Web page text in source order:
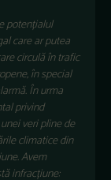
potențialul
care ar putea
circulă în trafic
în special
În urma
privind
veri pline de
climatice din
Avem
infracțiune: